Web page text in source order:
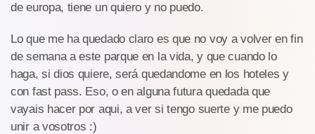
de europa, tiene un quiero y no puedo.
Lo que me ha quedado claro es que no voy a volver en fin
de semana a este parque en la vida, y que cuando lo
haga, si dios quiere, será quedandome en los hoteles y
con fast pass. Eso, o en alguna futura quedada que
vayais hacer por aqui, a ver si tengo suerte y me puedo
unir a vosotros :)